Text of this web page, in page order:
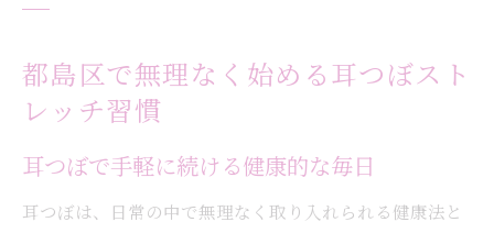
耳つぼ刺激が叶える新しい健康美の形
耳つぼで実現する理想の健康美スタイル
ダイエットと耳つぼの関係を徹底解説
耳つぼで内側から美しさを引き出す方法
都島区で無理なく始める耳つぼスト
レッチ習慣
耳つぼで手軽に続ける健康的な毎日
耳つぼは、日常の中で無理なく取り入れられる健康法と